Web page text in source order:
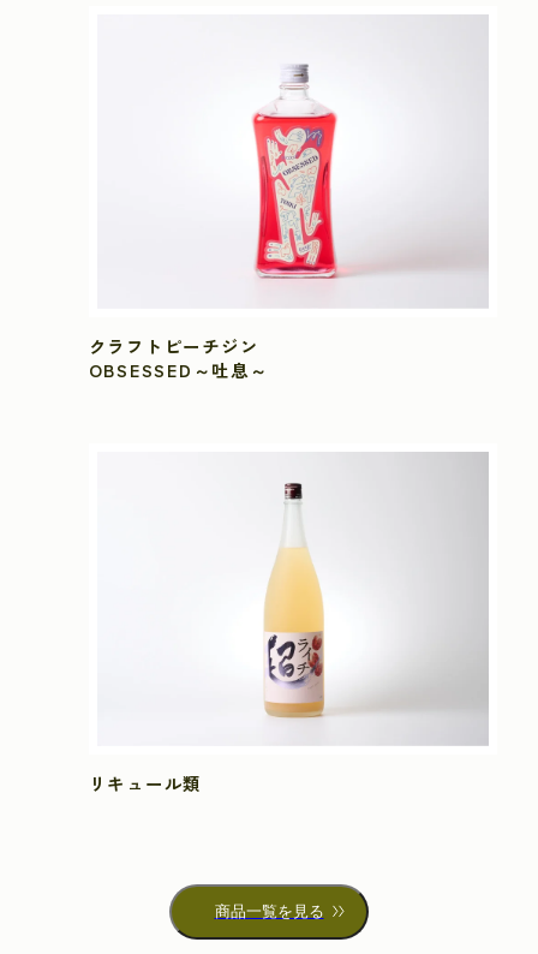
クラフトピーチジン
OBSESSED～吐息～
リキュール類
商品一覧を見る